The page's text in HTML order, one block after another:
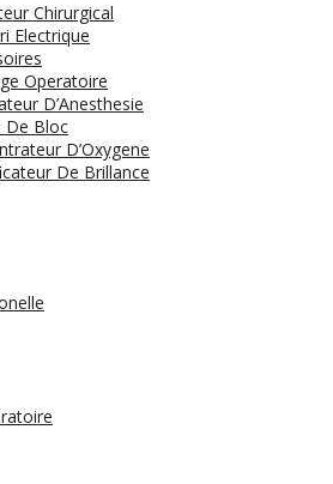
Chirurgical
Electrique
Operatoire
D’Anesthesie
De Bloc
D’Oxygene
De Brillance